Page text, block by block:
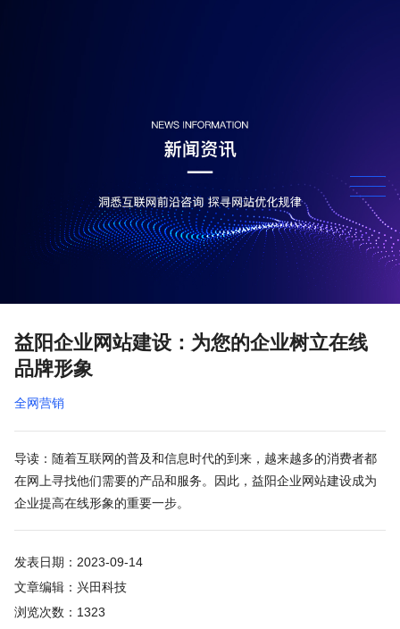
益阳企业网站建设：为您的企业树立在线
品牌形象
全网营销
导读：随着互联网的普及和信息时代的到来，越来越多的消费者都
在网上寻找他们需要的产品和服务。因此，益阳企业网站建设成为
企业提高在线形象的重要一步。
发表日期：2023-09-14
文章编辑：兴田科技
浏览次数：1323